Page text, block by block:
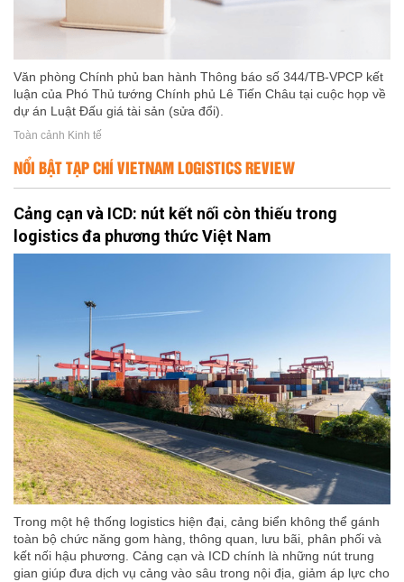
Văn phòng Chính phủ ban hành Thông báo số 344/TB-VPCP kết
luận của Phó Thủ tướng Chính phủ Lê Tiến Châu tại cuộc họp về
dự án Luật Đấu giá tài sản (sửa đổi).
Toàn cảnh Kinh tế
NỔI BẬT TẠP CHÍ VIETNAM LOGISTICS REVIEW
Cảng cạn và ICD: nút kết nối còn thiếu trong
logistics đa phương thức Việt Nam
Trong một hệ thống logistics hiện đại, cảng biển không thể gánh
toàn bộ chức năng gom hàng, thông quan, lưu bãi, phân phối và
kết nối hậu phương. Cảng cạn và ICD chính là những nút trung
gian giúp đưa dịch vụ cảng vào sâu trong nội địa, giảm áp lực cho